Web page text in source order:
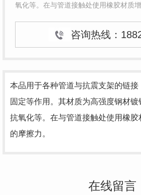
氧化等。在与管道接触处使用橡胶材质
咨询热线：
本品用于各种管道与抗震支架的链
固定等作用。其材质为高强度钢材
抗氧化等。在与管道接触处使用橡
的摩擦力。
在线留言